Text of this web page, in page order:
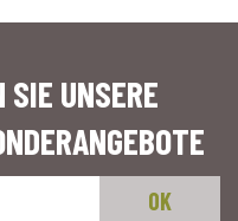
SIE UNSERE